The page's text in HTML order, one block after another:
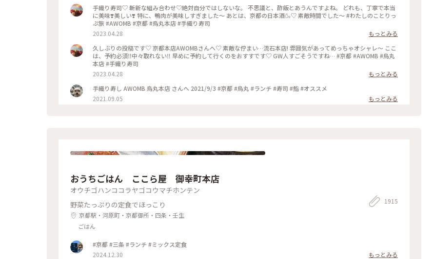
手織り寿司♡ 斬新な組み合わせ♡絶対自分ではしないな。 不思議と、酢飯とあうんですよね。 どれも、丁寧で本当
に美味❣️美しい❣️ 特に、鴨肉が美味しすぎました〜 あとは、京都の日本酒🍶♡ 素敵時間でした〜 #わたしのことりっ
ぷ旅 #AWOMB #京都 #烏丸本店 #手織り寿司
2023.04.28
もっとみる
久しぶりの投稿です♡ 京都本店AWOMBさんへ♡ 素敵な佇まい…流石本店! 雰囲気があってめっちゃオシャレ〜 ここ
は、予約必須‼︎中々取れない‼︎ 早めに予約して行くのをおすすです♡ GW人すごそうですね… #京都 #AWOMB #烏丸
本店 #手織り寿司
2023.04.28
もっとみる
手織り寿し AWOMB 烏丸本店 さんへ 2021/9/3 #京都 #烏丸 #ランチ #寿司 #鮨 #オススメ
2021.09.05
もっとみる
おうちごはん ここら屋 御幸町本店
オウチゴハンココラヤゴコウマチホンテン
野菜たっぷりの定食でほっこり
京都駅・河原町・京都御所・四条・壬生
ごはん
1915
#京都 #三条 #ランチ #ミックス定食
2024.12.30
もっとみる